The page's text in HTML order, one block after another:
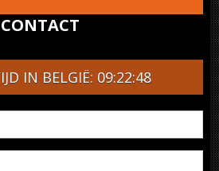
CONTACT
IN BELGIË: 09:22:48